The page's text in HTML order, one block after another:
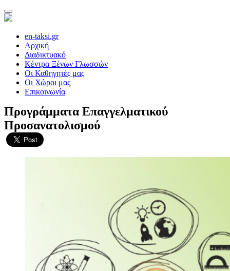
en-taksi.gr
Αρχική
Διαδικτυακό
Κέντρα Ξένων Γλωσσών
Οι Καθηγητές μας
Οι Χώροι μας
Επικοινωνία
Προγράμματα Επαγγελματικού
Προσανατολισμού